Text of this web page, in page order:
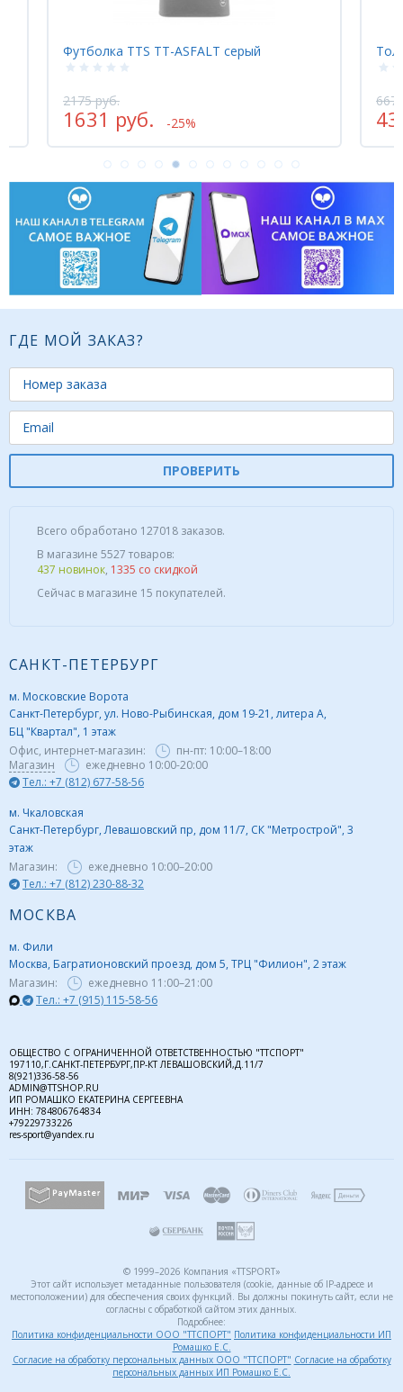
Футболка TTS TT-ASFALT серый
2175 руб.
1631 руб. -25%
ГДЕ МОЙ ЗАКАЗ?
ПРОВЕРИТЬ
Всего обработано 127018 заказов.
В магазине 5527 товаров:
437 новинок, 1335 со скидкой
Сейчас в магазине 15 покупателей.
САНКТ-ПЕТЕРБУРГ
м. Московские Ворота
Санкт-Петербург, ул. Ново-Рыбинская, дом 19-21, литера А,
БЦ "Квартал", 1 этаж
Офис, интернет-магазин:
пн-пт: 10:00–18:00
Магазин
ежедневно 10:00-20:00
Тел.: +7 (812) 677-58-56
м. Чкаловская
Санкт-Петербург, Левашовский пр, дом 11/7, СК "Метрострой", 3
этаж
Магазин:
ежедневно 10:00–20:00
Тел.: +7 (812) 230-88-32
МОСКВА
м. Фили
Москва, Багратионовский проезд, дом 5, ТРЦ "Филион", 2 этаж
Магазин:
ежедневно 11:00–21:00
Тел.: +7 (915) 115-58-56
ОБЩЕСТВО С ОГРАНИЧЕННОЙ ОТВЕТСТВЕННОСТЬЮ "ТТСПОРТ"
197110,Г.САНКТ-ПЕТЕРБУРГ,ПР-КТ ЛЕВАШОВСКИЙ,Д.11/7
8(921)336-58-56
ADMIN@TTSHOP.RU
ИП РОМАШКО ЕКАТЕРИНА СЕРГЕЕВНА
ИНН: 784806764834
+79229733226
res-sport@yandex.ru
© 1999–2026 Компания «TTSPORT»
Этот сайт использует метаданные пользователя (cookie, данные об IP-адресе и
местоположении) для обеспечения своих функций. Вы должны покинуть сайт, если не
согласны с обработкой сайтом этих данных.
Подробнее:
Политика конфиденциальности ООО "ТТСПОРТ" Политика конфиденциальности ИП
Ромашко Е.С.
Согласие на обработку персональных данных ООО "ТТСПОРТ" Согласие на обработку
персональных данных ИП Ромашко Е.С.